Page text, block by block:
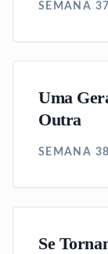
SEMANA 37
Uma
Outra
SEMANA 38
Se